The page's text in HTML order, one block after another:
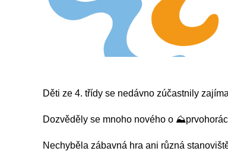
Děti ze 4. třídy se nedávno zúčastnily
Dozvěděly se mnoho nového o
Nechyběla zábavná hra ani různá